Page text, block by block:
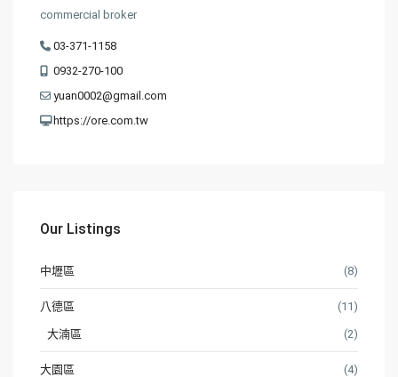
commercial broker
03-371-1158
0932-270-100
yuan0002@gmail.com
https://ore.com.tw
Our Listings
中壢區 (8)
八德區 (11)
大湳區 (2)
大園區 (4)